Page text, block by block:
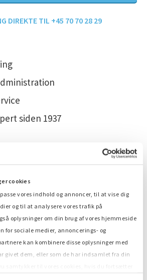
cookies
vores indhold og annoncer, til at vise dig
og til at analysere vores trafik på
oplysninger om din brug af vores hjemmeside
for sociale medier, annoncerings- og
kan kombinere disse oplysninger med
givet dem, eller som de har indsamlet fra din
DIREKTE TIL +45 70 70 28 29
siden 1937
rådgivning
brændstof, hybrid energi,
og overvågning
tilbud